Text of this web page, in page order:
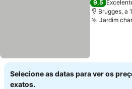
9,5
Brugges, a
Jardim
Selecione as datas para ver os
exatos.